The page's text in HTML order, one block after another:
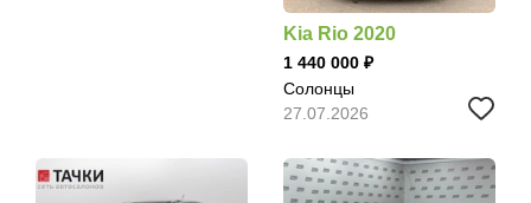
Kia Rio 2020
1 440 000
Солонцы
27.07.2026